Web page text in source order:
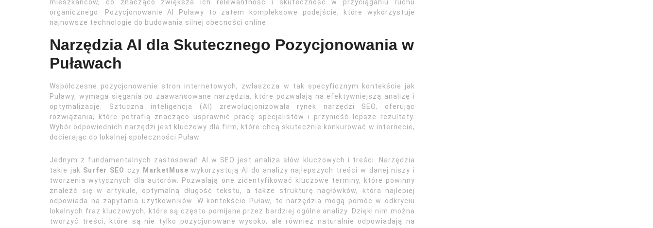
mieszkańców, co znacząco zwiększa ich relewantność i skuteczność w przyciąganiu ruchu
organicznego. Pozycjonowanie AI Puławy to zatem kompleksowe podejście, które wykorzystuje
najnowsze technologie do budowania silnej obecności online.
Narzędzia AI dla Skutecznego Pozycjonowania w
Puławach
Współczesne pozycjonowanie stron internetowych, zwłaszcza w tak specyficznym kontekście jak
Puławy, wymaga sięgania po zaawansowane narzędzia, które pozwalają na efektywniejszą analizę i
optymalizację. Sztuczna inteligencja (AI) zrewolucjonizowała rynek narzędzi SEO, oferując
rozwiązania, które potrafią znacząco usprawnić pracę specjalistów i przynieść lepsze rezultaty.
Wybór odpowiednich narzędzi jest kluczowy dla firm, które chcą skutecznie konkurować w internecie,
docierając do lokalnej społeczności Puław.
Jednym z fundamentalnych zastosowań AI w SEO jest analiza słów kluczowych i treści. Narzędzia
takie jak Surfer SEO czy MarketMuse wykorzystują AI do analizy najlepszych treści w danej niszy i
tworzenia wytycznych dla autorów. Pozwalają one zidentyfikować kluczowe terminy, które powinny
znaleźć się w artykule, optymalną długość tekstu, a także strukturę nagłówków, która najlepiej
odpowiada na zapytania użytkowników. W kontekście Puław, te narzędzia mogą pomóc w odkryciu
lokalnych fraz kluczowych, które są często pomijane przez bardziej ogólne analizy. Dzięki nim można
tworzyć treści, które są nie tylko pozycjonowane wysoko, ale również naturalnie odpowiadają na